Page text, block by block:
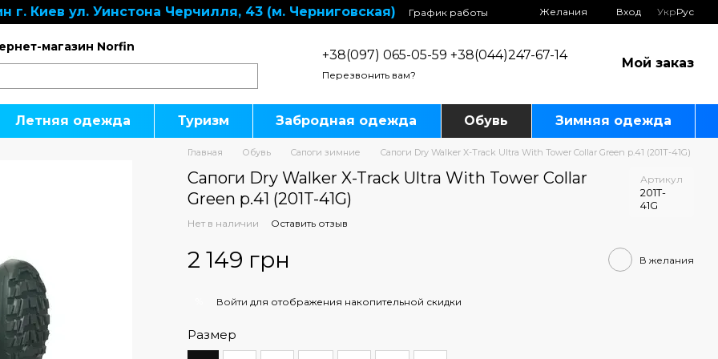
г. Киев ул. Уинстона Черчилля, 43 (м. Черниговская)
График работы
Желания Вход УкрРус
магазин Norfin
+38(097) 065-05-59 +38(044)247-67-14
Перезвонить вам?
Мой заказ
Летняя одежда Туризм Забродная одежда Обувь Зимняя одежда
Главная Обувь Сапоги зимние Сапоги Dry Walker X-Track Ultra With Tower Collar Green р.41 (201T-41G)
Сапоги Dry Walker X-Track Ultra With Tower Collar
Green р.41 (201T-41G)
Артикул
201T-
41G
Нет в наличии Оставить отзыв
2 149 грн В желания
Войти для отображения накопительной скидки
Размер